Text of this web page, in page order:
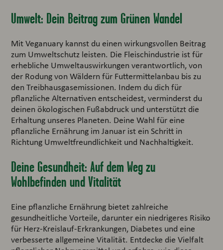
Umwelt: Dein Beitrag zum Grünen Wandel
Mit Veganuary kannst du einen wirkungsvollen Beitrag
zum Umweltschutz leisten. Die Fleischindustrie ist für
erhebliche Umweltauswirkungen verantwortlich, von
der Rodung von Wäldern für Futtermittelanbau bis zu
den Treibhausgasemissionen. Indem du dich für
pflanzliche Alternativen entscheidest, verminderst du
deinen ökologischen Fußabdruck und unterstützt die
Erhaltung unseres Planeten. Deine Wahl für eine
pflanzliche Ernährung im Januar ist ein Schritt in
Richtung Umweltfreundlichkeit und Nachhaltigkeit.
Deine Gesundheit: Auf dem Weg zu
Wohlbefinden und Vitalität
Eine pflanzliche Ernährung bietet zahlreiche
gesundheitliche Vorteile, darunter ein niedrigeres Risiko
für Herz-Kreislauf-Erkrankungen, Diabetes und eine
verbesserte allgemeine Vitalität. Entdecke die Vielfalt